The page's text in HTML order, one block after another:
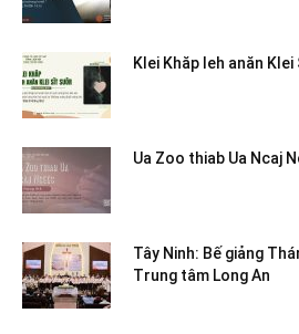
Klei Khăp leh anăn
Ua Zoo thiab Ua Ncaj
Tây Ninh: Bế giảng
Trung tâm Long An